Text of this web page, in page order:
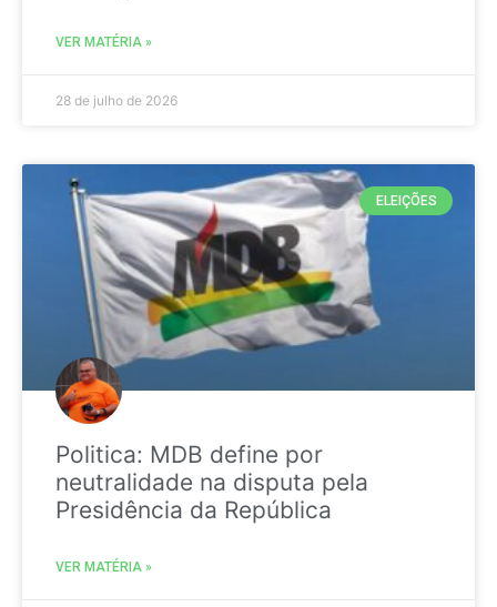
VER MATÉRIA »
28 de julho de 2026
ELEIÇÕES
Politica: MDB define por
neutralidade na disputa pela
Presidência da República
VER MATÉRIA »